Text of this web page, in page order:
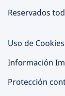
Reservados
Uso de Cookies
Información
Protección